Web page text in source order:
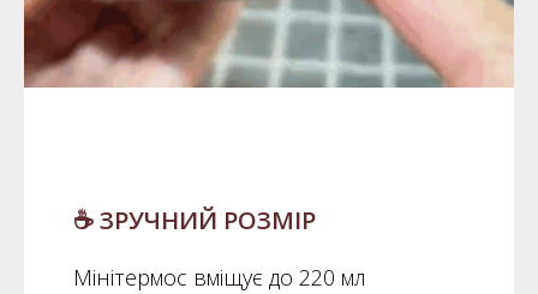
☕️ ЗРУЧНИЙ РОЗМІР
Мінітермос вміщує до 220 мл